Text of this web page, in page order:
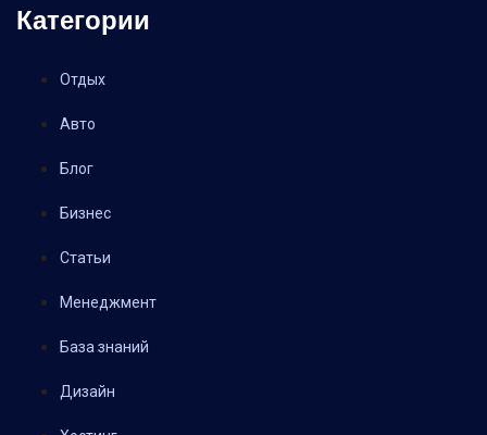
Категории
Отдых
Авто
Блог
Бизнес
Статьи
Менеджмент
База знаний
Дизайн